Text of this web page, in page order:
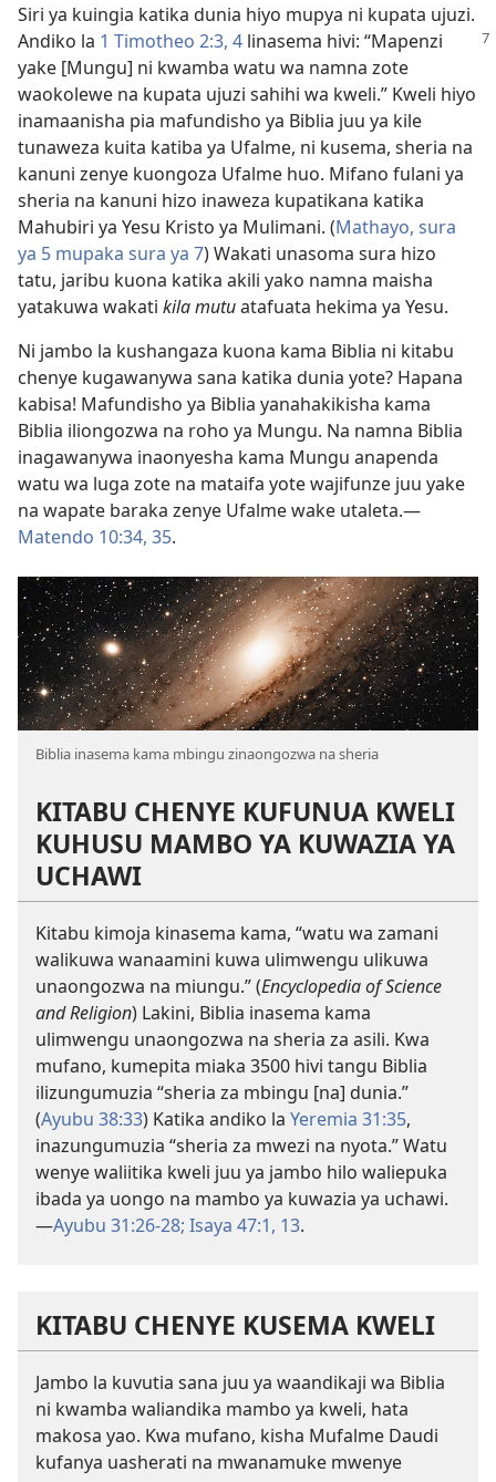
Siri ya kuingia katika dunia hiyo mupya ni kupata ujuzi.
Andiko la 1 Timotheo 2:3, 4 linasema hivi: “Mapenzi
yake [Mungu] ni kwamba watu wa namna zote
waokolewe na kupata ujuzi sahihi wa kweli.” Kweli hiyo
inamaanisha pia mafundisho ya Biblia juu ya kile
tunaweza kuita katiba ya Ufalme, ni kusema, sheria na
kanuni zenye kuongoza Ufalme huo. Mifano fulani ya
sheria na kanuni hizo inaweza kupatikana katika
Mahubiri ya Yesu Kristo ya Mulimani. (Mathayo, sura
ya 5 mupaka sura ya 7) Wakati unasoma sura hizo
tatu, jaribu kuona katika akili yako namna maisha
yatakuwa wakati kila mutuatafuata hekima ya Yesu.
Ni jambo la kushangaza kuona kama Biblia ni kitabu
chenye kugawanywa sana katika dunia yote? Hapana
kabisa! Mafundisho ya Biblia yanahakikisha kama
Biblia iliongozwa na roho ya Mungu. Na namna Biblia
inagawanywa inaonyesha kama Mungu anapenda
watu wa luga zote na mataifa yote wajifunze juu yake
na wapate baraka zenye Ufalme wake utaleta.—
Matendo 10:34, 35.
Biblia inasema kama mbingu zinaongozwa na sheria
KITABU CHENYE KUFUNUA KWELI
KUHUSU MAMBO YA KUWAZIA YA
UCHAWI
Kitabu kimoja kinasema kama, “watu wa zamani
walikuwa wanaamini kuwa ulimwengu ulikuwa
unaongozwa na miungu.” (Encyclopedia of Science
and Religion) Lakini, Biblia inasema kama
ulimwengu unaongozwa na sheria za asili. Kwa
mufano, kumepita miaka 3500 hivi tangu Biblia
ilizungumuzia “sheria za mbingu [na] dunia.”
(Ayubu 38:33) Katika andiko la Yeremia 31:35,
inazungumuzia “sheria za mwezi na nyota.” Watu
wenye waliitika kweli juu ya jambo hilo waliepuka
ibada ya uongo na mambo ya kuwazia ya uchawi.
—Ayubu 31:26-28; Isaya 47:1, 13.
KITABU CHENYE KUSEMA KWELI
Jambo la kuvutia sana juu ya waandikaji wa Biblia
ni kwamba waliandika mambo ya kweli, hata
makosa yao. Kwa mufano, kisha Mufalme Daudi
kufanya uasherati na mwanamuke mwenye